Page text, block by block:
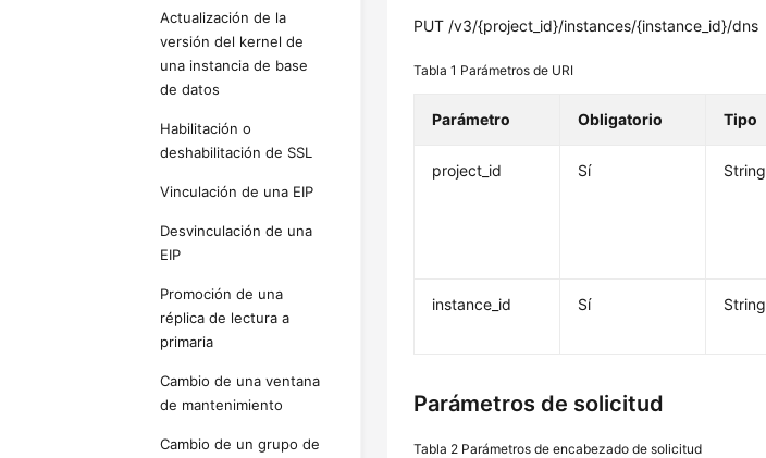
Actualización de la
versión del kernel de
una instancia de base
de datos
Habilitación o
deshabilitación de SSL
Vinculación de una EIP
Desvinculación de una
EIP
Promoción de una
réplica de lectura a
primaria
Cambio de una ventana
de mantenimiento
Cambio de un grupo de
PUT /v3/{project_id}/instances/{instance_id}/dns
Tabla 1 Parámetros de URI
Parámetro Obligatorio Tipo
project_id Sí String
instance_id Sí String
Parámetros de solicitud
Tabla 2 Parámetros de encabezado de solicitud